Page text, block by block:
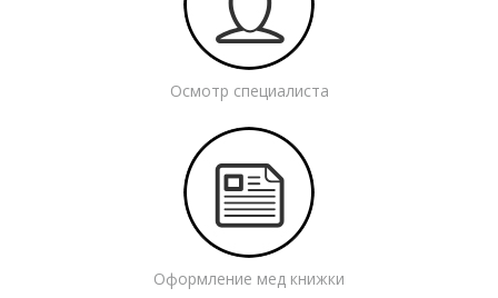
Осмотр специалиста
Оформление мед книжки